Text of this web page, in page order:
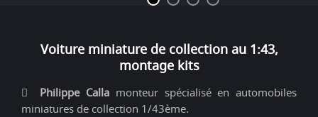
Voiture miniature de collection au 1:43,
montage kits
Philippe Calla monteur spécialisé en automobiles
miniatures de collection 1/43ème.